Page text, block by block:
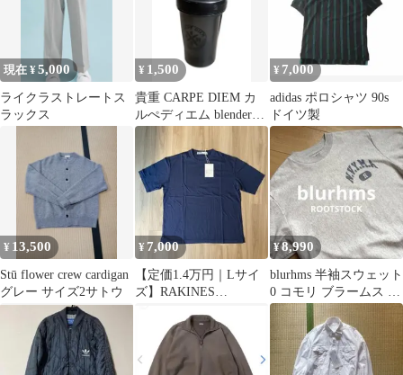
現在 ¥5,000
ライクラストレートス
ラックス
¥ 1,500
貴重 CARPE DIEM カ
ルぺディエム blender
bottle 柔術
¥ 7,000
adidas ポロシャツ 90s
ドイツ製
¥ 13,500
Stū flower crew cardigan
グレー サイズ2サトウ
¥ 7,000
【定価1.4万円｜Lサイ
ズ】RAKINES
¥8,990
blurhms 半袖スウェット
0 コモリ ブラームス オ
ーラリー アンセルム